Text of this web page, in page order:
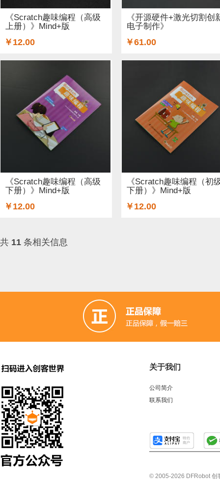
无线电（射频） (4) GSM/GPRS/GPS (1) 开关和按钮
空气传感器 (62) 促销 (1)
光线&图像传感器 (27) 心愿单 (5) 套餐 (12) 书籍
其他扩展板 (14) 蓝牙 (4)
STEM/创客 教育 (9) AI 人工智能 (4) 电子墨水 (2)
《Scratch趣味编程（高级
上册）》Mind+版
￥12.00
《开源硬件+激光切割创
电子制作》
￥61.00
《Scratch趣味编程（高级
下册）》Mind+版
￥12.00
《Scratch趣味编程（初
下册）》Mind+版
￥12.00
共 11 条相关信息
关于我们
公司简介
联系我们
© 2005-2026 DFRobot 创